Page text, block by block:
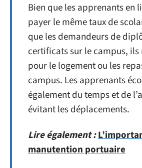
Bien que les apprenants en
payer le même taux de
que les demandeurs de
certificats sur le campus, ils
pour le logement ou les
campus. Les apprenants
également du temps et de
évitant les déplacements.
Lire également :
manutention portuaire